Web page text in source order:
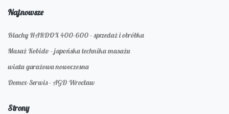
Najnowsze
Blachy HARDOX 400-600 - sprzedaż i obróbka
Masaż Kobido - japońska technika masażu
wiata garażowa nowoczesna
Domex-Serwis - AGD Wrocław
Strony